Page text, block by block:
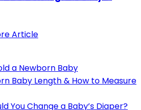
Article
a Newborn Baby
Baby Length & How to Measure
You Change a Baby’s Diaper?